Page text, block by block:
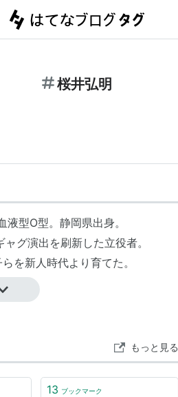
桜井弘明
型O型。静岡県出身。
グ演出を刷新した立役者。
を新人時代より育てた。
もっと見る
13 ブックマーク